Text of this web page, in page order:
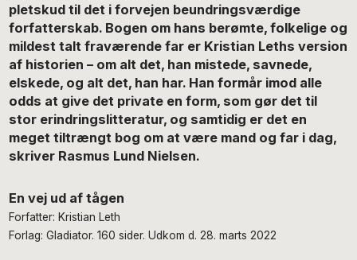
pletskud til det i forvejen beundringsværdige
forfatterskab. Bogen om hans berømte, folkelige og
mildest talt fraværende far er Kristian Leths version
af historien – om alt det, han mistede, savnede,
elskede, og alt det, han har. Han formår imod alle
odds at give det private en form, som gør det til
stor erindringslitteratur, og samtidig er det en
meget tiltrængt bog om at være mand og far i dag,
skriver Rasmus Lund Nielsen.
En vej ud af tågen
Forfatter: Kristian Leth
Forlag: Gladiator. 160 sider. Udkom d. 28. marts 2022